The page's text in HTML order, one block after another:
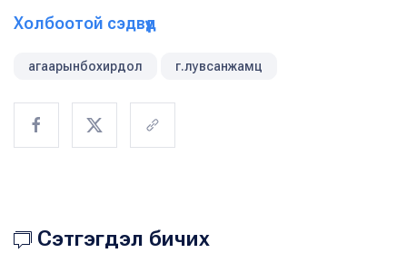
Холбоотой сэдвүүд
агаарынбохирдол г.лувсанжамц
Сэтгэгдэл бичих